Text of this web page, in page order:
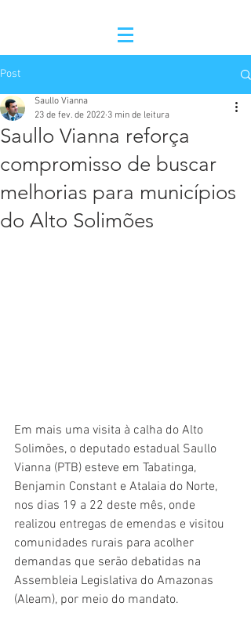
Post
Saullo Vianna reforça
compromisso de buscar
melhorias para municípios
do Alto Solimões
Saullo Vianna
23 de fev. de 2022 3 min de leitura
Em mais uma visita à calha do Alto
Solimões, o deputado estadual Saullo
Vianna (PTB) esteve em Tabatinga,
Benjamin Constant e Atalaia do Norte,
nos dias 19 a 22 deste mês, onde
realizou entregas de emendas e visitou
comunidades rurais para acolher
demandas que serão debatidas na
Assembleia Legislativa do Amazonas
(Aleam), por meio do mandato.